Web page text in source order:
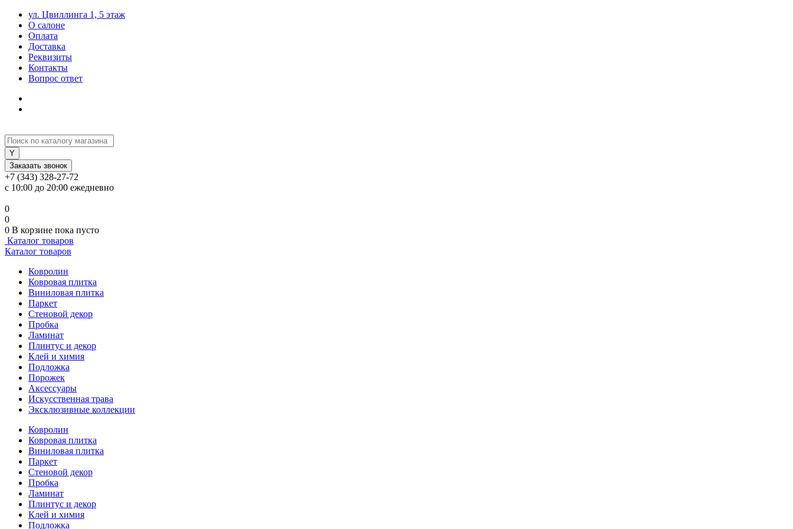
ул. Цвиллинга 1, 5 этаж
О салоне
Оплата
Доставка
Реквизиты
Контакты
Вопрос ответ
Заказать звонок
+7 (343) 328-27-72
с 10:00 до 20:00 ежедневно
0
0
0 В корзине пока пусто
Каталог товаров
Каталог товаров
Ковролин
Ковровая плитка
Виниловая плитка
Паркет
Стеновой декор
Пробка
Ламинат
Плинтус и декор
Клей и химия
Подложка
Порожек
Аксессуары
Искусственная трава
Эксклюзивные коллекции
Ковролин
Ковровая плитка
Виниловая плитка
Паркет
Стеновой декор
Пробка
Ламинат
Плинтус и декор
Клей и химия
Подложка